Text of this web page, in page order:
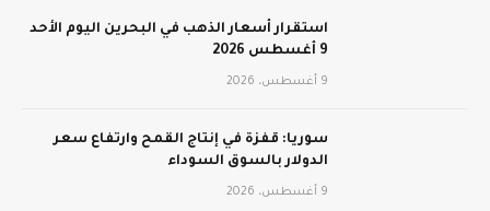
استقرار أسعار الذهب في البحرين اليوم الأحد
9 أغسطس 2026
9 أغسطس، 2026
سوريا: قفزة في إنتاج القمح وارتفاع سعر
الدولار بالسوق السوداء
9 أغسطس، 2026